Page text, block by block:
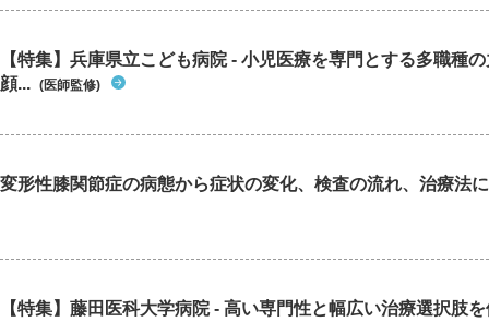
【特集】兵庫県立こども病院 - 小児医療を専門とする多職種
顔... (医師監修)
変形性膝関節症の病態から症状の変化、検査の流れ、治療法
【特集】藤田医科大学病院 - 高い専門性と幅広い治療選択肢